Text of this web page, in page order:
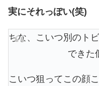
実にそれっぽい(笑)
ちな、こいつ別のト
できた
こいつ狙ってこの顔